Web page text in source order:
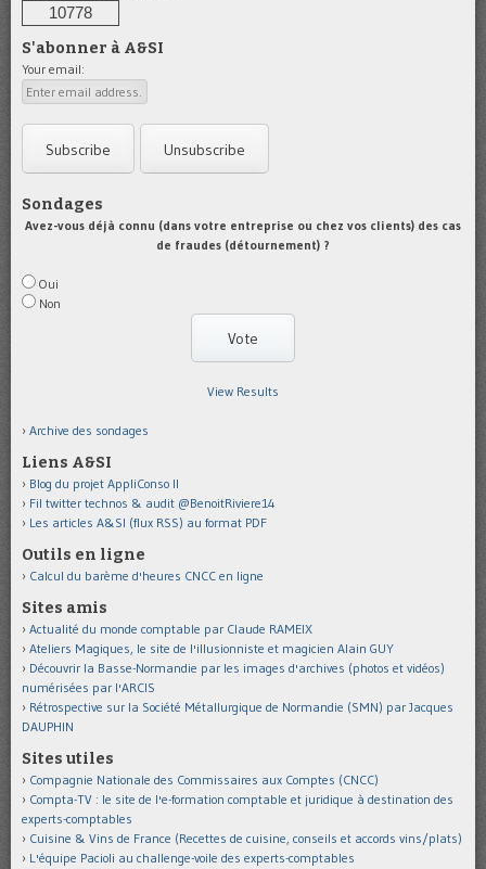
10778
S'abonner à A&SI
Your email:
Sondages
Avez-vous déjà connu (dans votre entreprise ou chez vos clients) des cas
de fraudes (détournement) ?
Oui
Non
View Results
Archive des sondages
Liens A&SI
Blog du projet AppliConso II
Fil twitter technos & audit @BenoitRiviere14
Les articles A&SI (flux RSS) au format PDF
Outils en ligne
Calcul du barème d'heures CNCC en ligne
Sites amis
Actualité du monde comptable par Claude RAMEIX
Ateliers Magiques, le site de l'illusionniste et magicien Alain GUY
Découvrir la Basse-Normandie par les images d'archives (photos et vidéos)
numérisées par l'ARCIS
Rétrospective sur la Société Métallurgique de Normandie (SMN) par Jacques
DAUPHIN
Sites utiles
Compagnie Nationale des Commissaires aux Comptes (CNCC)
Compta-TV : le site de l'e-formation comptable et juridique à destination des
experts-comptables
Cuisine & Vins de France (Recettes de cuisine, conseils et accords vins/plats)
L'équipe Pacioli au challenge-voile des experts-comptables